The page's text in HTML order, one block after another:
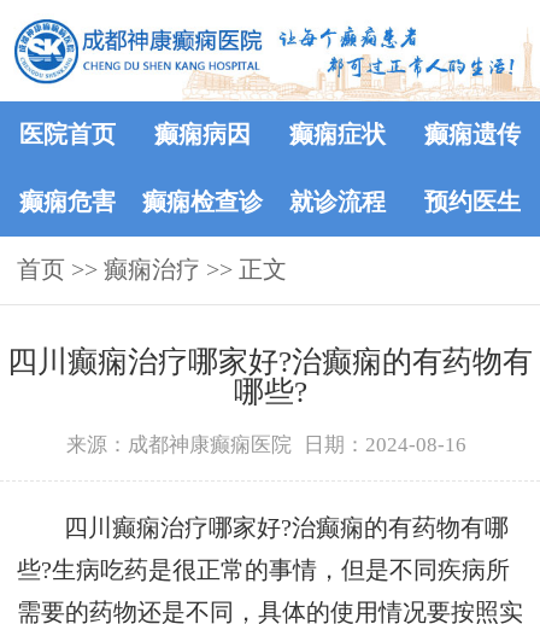
医院首页 癫痫病因 癫痫症状 癫痫遗传
癫痫危害 癫痫检查诊
断
就诊流程 预约医生
首页 >> 癫痫治疗 >> 正文
四川癫痫治疗哪家好?治癫痫的有药物有
哪些?
来源：成都神康癫痫医院 日期：2024-08-16
四川癫痫治疗哪家好?治癫痫的有药物有哪
些?生病吃药是很正常的事情，但是不同疾病所
需要的药物还是不同，具体的使用情况要按照实